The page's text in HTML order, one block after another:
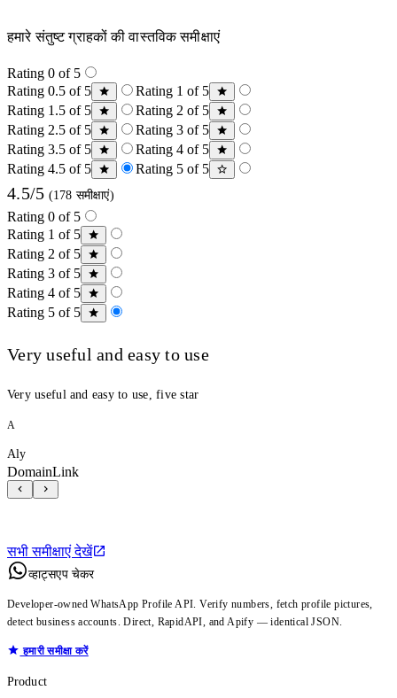
हमारे संतुष्ट ग्राहकों की वास्तविक समीक्षाएं
Rating 0 of 5
Rating 0.5 of 5
Rating 1 of 5
Rating 1.5 of 5
Rating 2 of 5
Rating 2.5 of 5
Rating 3 of 5
Rating 3.5 of 5
Rating 4 of 5
Rating 4.5 of 5
Rating 5 of 5
4.5/5 (178 समीक्षाएं)
Rating 0 of 5
Rating 1 of 5
Rating 2 of 5
Rating 3 of 5
Rating 4 of 5
Rating 5 of 5
Very useful and easy to use
Very useful and easy to use, five star
A
Aly
DomainLink
सभी समीक्षाएं देखें
व्हाट्सएप चेकर
Developer-owned WhatsApp Profile API. Verify numbers, fetch profile pictures,
detect business accounts. Direct, RapidAPI, and Apify — identical JSON.
हमारी समीक्षा करें
Product